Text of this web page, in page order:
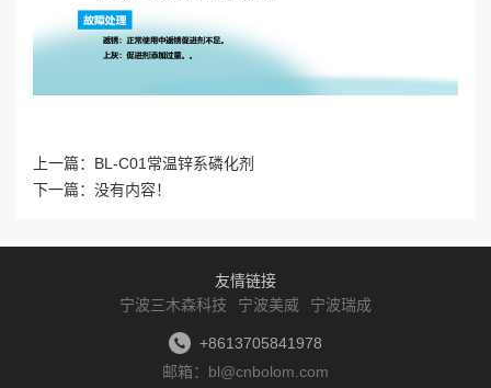
上一篇： BL-C01常温锌系磷化剂
下一篇：没有内容！
+8613705841978
邮箱：bl@cnbolom.com
友情链接
宁波三木森科技
宁波美威 宁波瑞成